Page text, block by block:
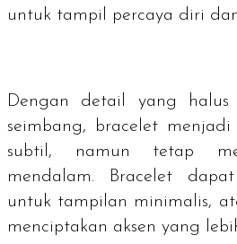
untuk tampil percaya diri
Dengan detail yang
seimbang,
bracelet menjadi
subtil, namun tetap
mendalam.
Bracelet
untuk tampilan minimalis,
menciptakan aksen yang